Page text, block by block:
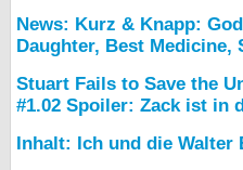
News: Kurz & Knapp:
Daughter, Best Medicine,
Stuart Fails to Save the
#1.02 Spoiler: Zack ist in
Inhalt: Ich und die Walter